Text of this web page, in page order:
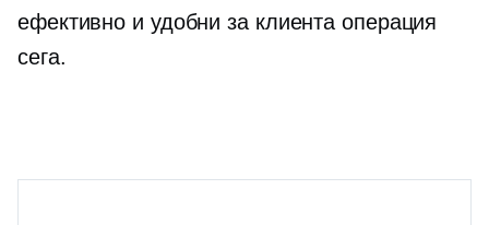
ефективно и удобни за клиента операция
сега.